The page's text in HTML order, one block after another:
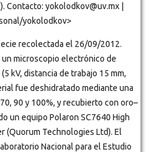
Contacto: yokolodkov@uv.mx |
yokolodkov>
recolectada el 26/09/2012.
microscopio electrónico de
kV, distancia de trabajo 15 mm,
fue deshidratado mediante una
90 y 100%, y recubierto con oro–
un equipo Polaron SC7640 High
(Quorum Technologies Ltd). El
Nacional para el Estudio